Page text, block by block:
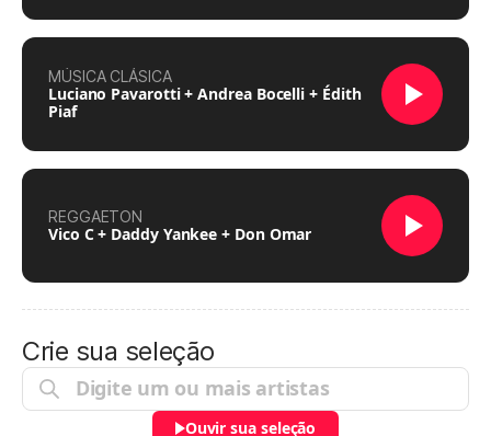
MÚSICA CLÁSICA
Luciano Pavarotti + Andrea Bocelli + Édith
Piaf
REGGAETON
Vico C + Daddy Yankee + Don Omar
Crie sua seleção
Ouvir sua seleção